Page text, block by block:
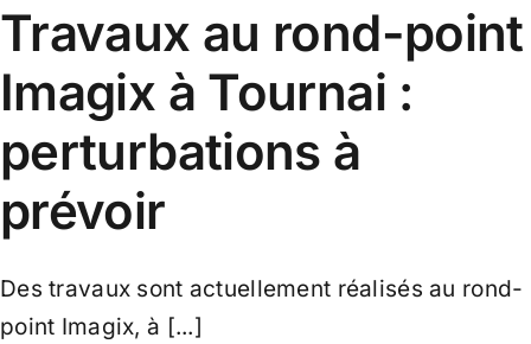
Travaux au rond-point
Imagix à Tournai :
perturbations à
prévoir
Des travaux sont actuellement réalisés au rond-
point Imagix, à [...]